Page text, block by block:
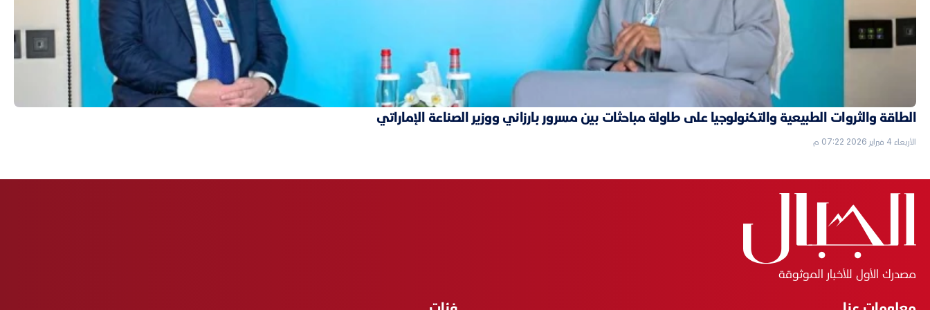
الطاقة والثروات الطبيعية والتكنولوجيا على طاولة مباحثات بين مسرور بارزاني ووزير الصناعة الإماراتي
الأربعاء 4 فبراير 2026 07:22 م
مصدرك الأول للأخبار الموثوقة